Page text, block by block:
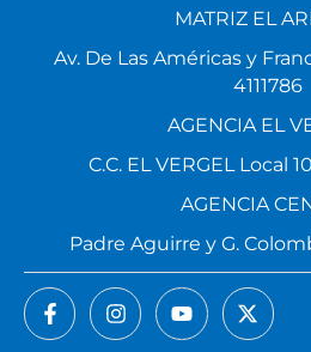
MATRIZ EL
Av. De Las Américas y
4111786
AGENCIA EL
C.C. EL VERGEL Local
AGENCIA
Padre Aguirre y G.